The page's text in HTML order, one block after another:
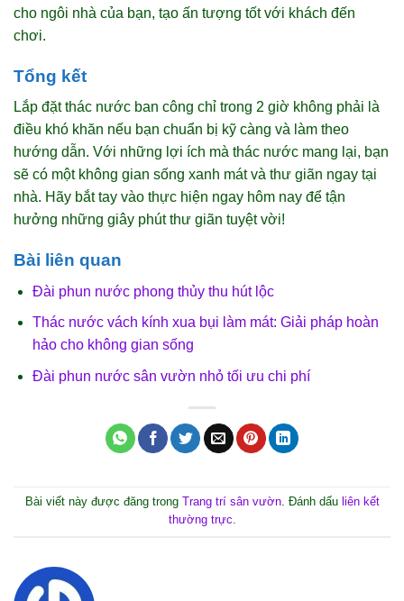
cho ngôi nhà của bạn, tạo ấn tượng tốt với khách đến
chơi.
Tổng kết
Lắp đặt thác nước ban công chỉ trong 2 giờ không phải là
điều khó khăn nếu bạn chuẩn bị kỹ càng và làm theo
hướng dẫn. Với những lợi ích mà thác nước mang lại, bạn
sẽ có một không gian sống xanh mát và thư giãn ngay tại
nhà. Hãy bắt tay vào thực hiện ngay hôm nay để tận
hưởng những giây phút thư giãn tuyệt vời!
Bài liên quan
Đài phun nước phong thủy thu hút lộc
Thác nước vách kính xua bụi làm mát: Giải pháp hoàn
hảo cho không gian sống
Đài phun nước sân vườn nhỏ tối ưu chi phí
Bài viết này được đăng trong Trang trí sân vườn. Đánh dấu liên kết
thường trực.